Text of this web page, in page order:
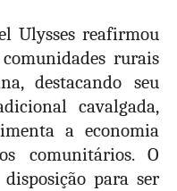
Ulysses reafirmou
rurais
destacando seu
cavalgada,
a economia
comunitários. O
para ser